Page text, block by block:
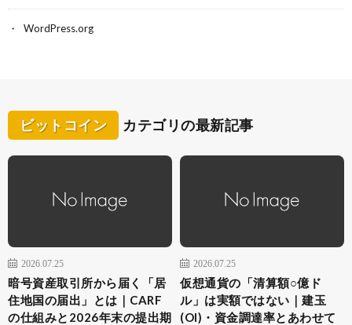
WordPress.org
ビットコイン カテゴリの最新記事
2026.07.25
暗号資産取引所から届く「居
住地国の届出」とは｜CARF
の仕組みと2026年末の提出期
2026.07.25
仮想通貨の「清算額○億ド
ル」は実額ではない｜建玉
(OI)・資金調達率とあわせて